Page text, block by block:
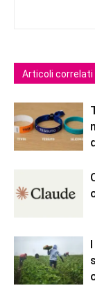
Articoli correlati